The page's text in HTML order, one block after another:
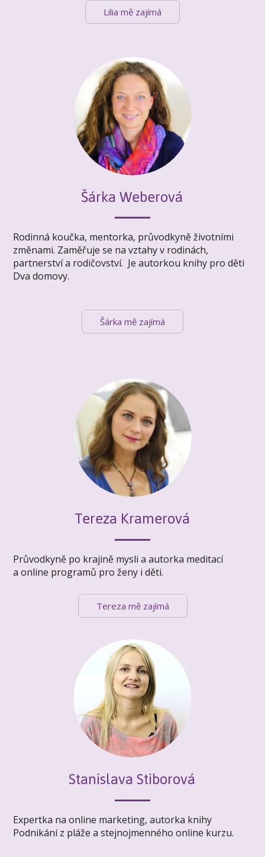
Lilia mě zajímá
Šárka Weberová
Rodinná koučka, mentorka, průvodkyně životními
změnami. Zaměřuje se na vztahy v rodinách,
partnerství a rodičovství. Je autorkou knihy pro děti
Dva domovy.
Šárka mě zajímá
Tereza Kramerová
Průvodkyně po krajině mysli a autorka meditací
a online programů pro ženy i děti.
Tereza mě zajímá
Stanislava Stiborová
Expertka na online marketing, autorka knihy
Podnikání z pláže a stejnojmenného online kurzu.